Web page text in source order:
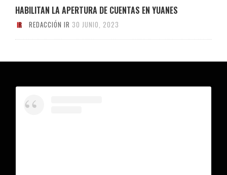
HABILITAN LA APERTURA DE CUENTAS EN YUANES
REDACCIÓN IR 30 JUNIO, 2023